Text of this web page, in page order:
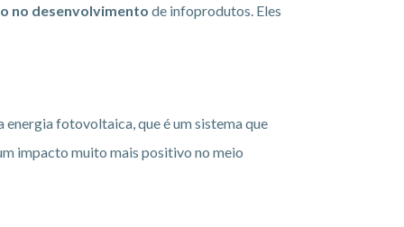
no desenvolvimento de infoprodutos. Eles
fotovoltaica, que é um sistema que
impacto muito mais positivo no meio